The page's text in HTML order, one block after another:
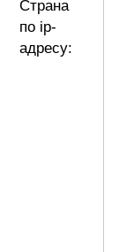
Страна
по ip-
адресу: